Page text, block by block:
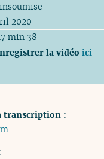
2020
min 38
la vidéoici
transcription :